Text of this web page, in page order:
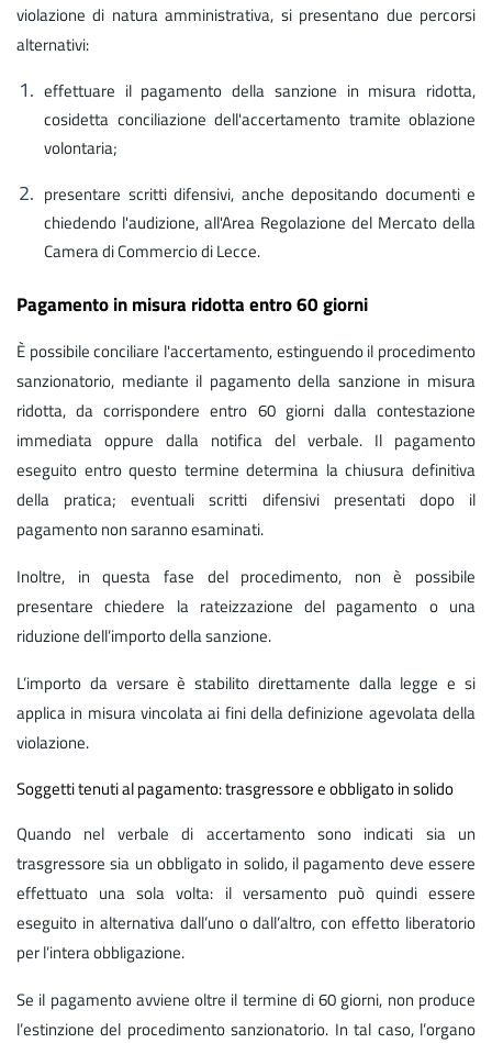
violazione di natura amministrativa, si presentano due percorsi
alternativi:
effettuare il pagamento della sanzione in misura ridotta,
cosidetta conciliazione dell'accertamento tramite oblazione
volontaria;
presentare scritti difensivi, anche depositando documenti e
chiedendo l'audizione, all'Area Regolazione del Mercato della
Camera di Commercio di Lecce.
Pagamento in misura ridotta entro 60 giorni
È possibile conciliare l'accertamento, estinguendo il procedimento
sanzionatorio, mediante il pagamento della sanzione in misura
ridotta, da corrispondere entro 60 giorni dalla contestazione
immediata oppure dalla notifica del verbale. Il pagamento
eseguito entro questo termine determina la chiusura definitiva
della pratica; eventuali scritti difensivi presentati dopo il
pagamento non saranno esaminati.
Inoltre, in questa fase del procedimento, non è possibile
presentare chiedere la rateizzazione del pagamento o una
riduzione dell’importo della sanzione.
L’importo da versare è stabilito direttamente dalla legge e si
applica in misura vincolata ai fini della definizione agevolata della
violazione.
Soggetti tenuti al pagamento: trasgressore e obbligato in solido
Quando nel verbale di accertamento sono indicati sia un
trasgressore sia un obbligato in solido, il pagamento deve essere
effettuato una sola volta: il versamento può quindi essere
eseguito in alternativa dall’uno o dall’altro, con effetto liberatorio
per l’intera obbligazione.
Se il pagamento avviene oltre il termine di 60 giorni, non produce
l’estinzione del procedimento sanzionatorio. In tal caso, l’organo